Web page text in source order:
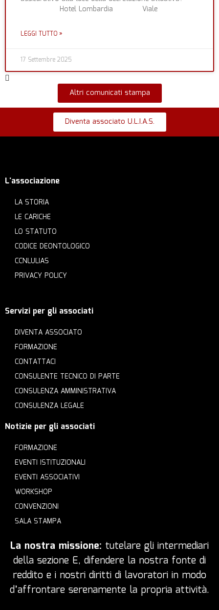
Hotel Lombardia Viale
LEGGI TUTTO »
17 Settembre 2025
Altri comunicati stampa
Diventa associato U.L.I.A.S.​
L'associazione
LA STORIA
LE CARICHE
LO STATUTO
CODICE DEONTOLOGICO
CCNLULIAS
PRIVACY POLICY
Servizi per gli associati
DIVENTA ASSOCIATO
FORMAZIONE
CONTATTACI
CONSULENTE TECNICO DI PARTE
CONSULENZA AMMINISTRATIVA
CONSULENZA LEGALE
Notizie per gli associati
FORMAZIONE
EVENTI ISTITUZIONALI
EVENTI ASSOCIATIVI
WORKSHOP
CONVENZIONI
SALA STAMPA
La nostra missione: tutelare gli intermediari
della sezione E, difendere la nostra fonte di
reddito e i nostri diritti di lavoratori in modo
d’affrontare serenamente la propria attività.